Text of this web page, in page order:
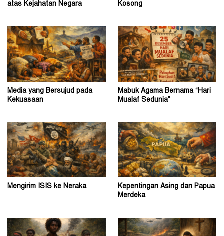
atas Kejahatan Negara
Kosong
Media yang Bersujud pada
Kekuasaan
Mabuk Agama Bernama “Hari
Mualaf Sedunia”
Mengirim ISIS ke Neraka
Kepentingan Asing dan Papua
Merdeka